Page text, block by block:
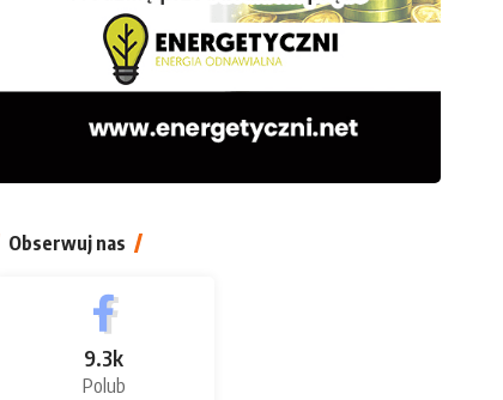
Obserwuj nas
9.3k
Polub